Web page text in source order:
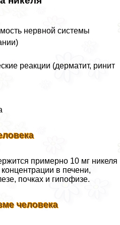
нервной системы
реакции (дерматит, ринит
примерно 10 мг никеля
в печени,
почках и гипофизе.
человека